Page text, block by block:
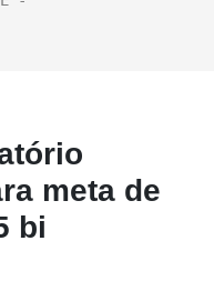
meta de
bi